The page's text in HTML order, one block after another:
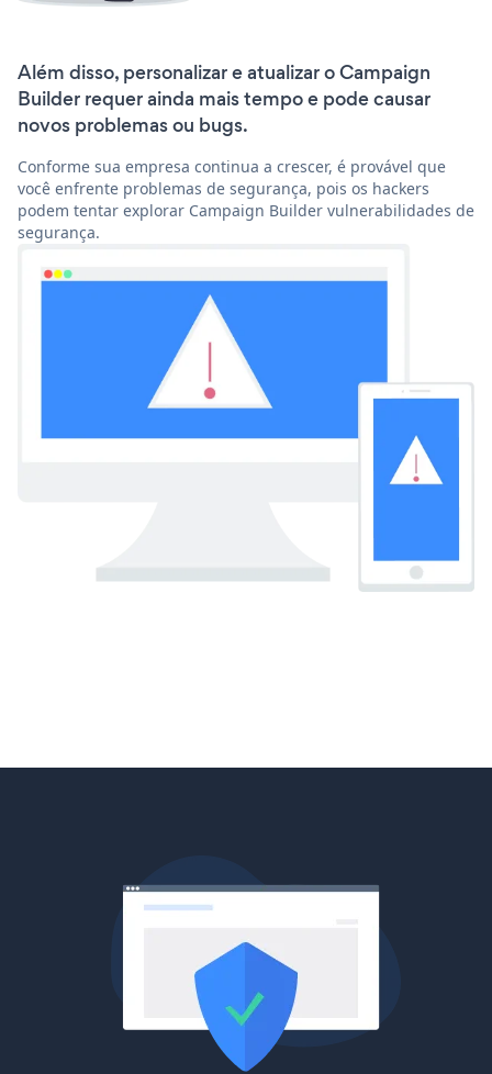
Além disso, personalizar e atualizar o Campaign
Builder requer ainda mais tempo e pode causar
novos problemas ou bugs.
Conforme sua empresa continua a crescer, é provável que
você enfrente problemas de segurança, pois os hackers
podem tentar explorar Campaign Builder vulnerabilidades de
segurança.